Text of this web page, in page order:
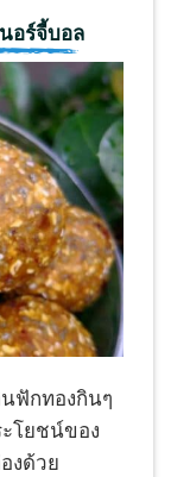
นอร์​จี้​บอล​
ฟักทอง​กินๆ
โยชน์​ของ
ง​ด้วย